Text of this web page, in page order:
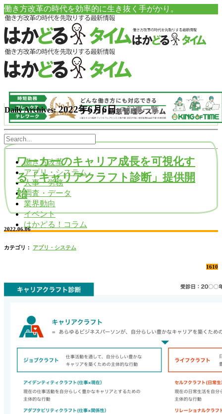
働き方改革の時代を効率的に生き抜く手がかり。
働き方改革
アプリ・システム
人事・労務
調査・データ
業界動向
イベント
はかどる！コラム
Daily Archives:2022年6月6日の記事一覧
ワーカーのキャリア成長を可視化す
る「キャリアクラフト診断」提供開
始
2022.06.06
カテゴリ： アプリ・システム
1610